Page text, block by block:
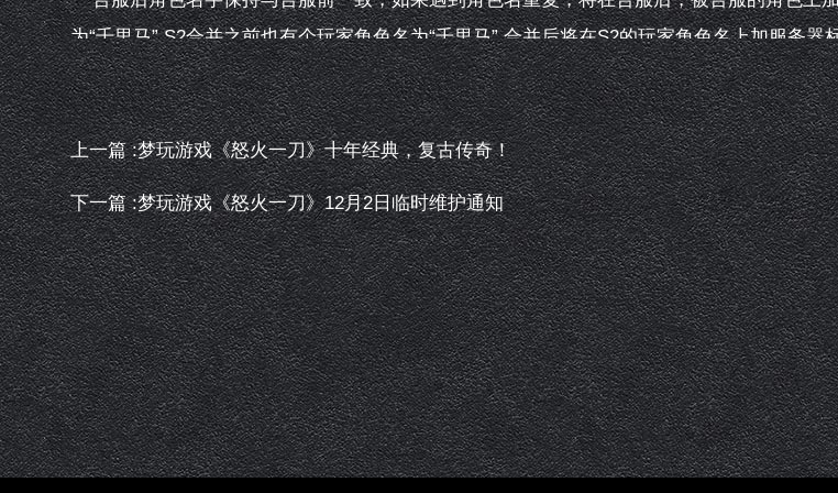
为“千里马”,S2合并之前也有个玩家角色名为“千里马”,合并后将在S2的玩家角色名上加服务
4、排行榜信息
合服后所有排行榜信息将清空重置，排行根据合服后玩家的信息，重新进行排行。
5、社交
合服后所有玩家的好友、黑名单保留；行会成员少于5人的在合服后自动解散，其他行会
名称有相同的，在行会名称前面加识别号。例如S1和S2要进行合服，S1合服前有个行会名为
分别为S1.传奇世界,S2.传奇世界；重置行会宣战、结盟状态；重置行会的地宫状态
6、邮件
无附件的接收时间≥3天的删除，有附件的接收时间≥15天的删除
7、拍卖行
合服时，拍卖行数据不作处理
8、活动
上一篇 :梦玩游戏《怒火一刀》十年经典，复古传奇！
下一篇 :梦玩游戏《怒火一刀》12月2日临时维护通知